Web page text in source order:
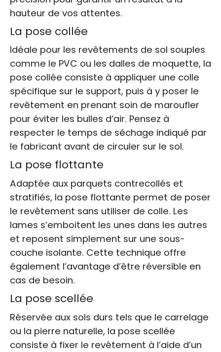
hauteur de vos attentes.
La pose collée
Idéale pour les revêtements de sol souples
comme le PVC ou les dalles de moquette, la
pose collée consiste à appliquer une colle
spécifique sur le support, puis à y poser le
revêtement en prenant soin de maroufler
pour éviter les bulles d’air. Pensez à
respecter le temps de séchage indiqué par
le fabricant avant de circuler sur le sol.
La pose flottante
Adaptée aux parquets contrecollés et
stratifiés, la pose flottante permet de poser
le revêtement sans utiliser de colle. Les
lames s’emboitent les unes dans les autres
et reposent simplement sur une sous-
couche isolante. Cette technique offre
également l’avantage d’être réversible en
cas de besoin.
La pose scellée
Réservée aux sols durs tels que le carrelage
ou la pierre naturelle, la pose scellée
consiste à fixer le revêtement à l’aide d’un